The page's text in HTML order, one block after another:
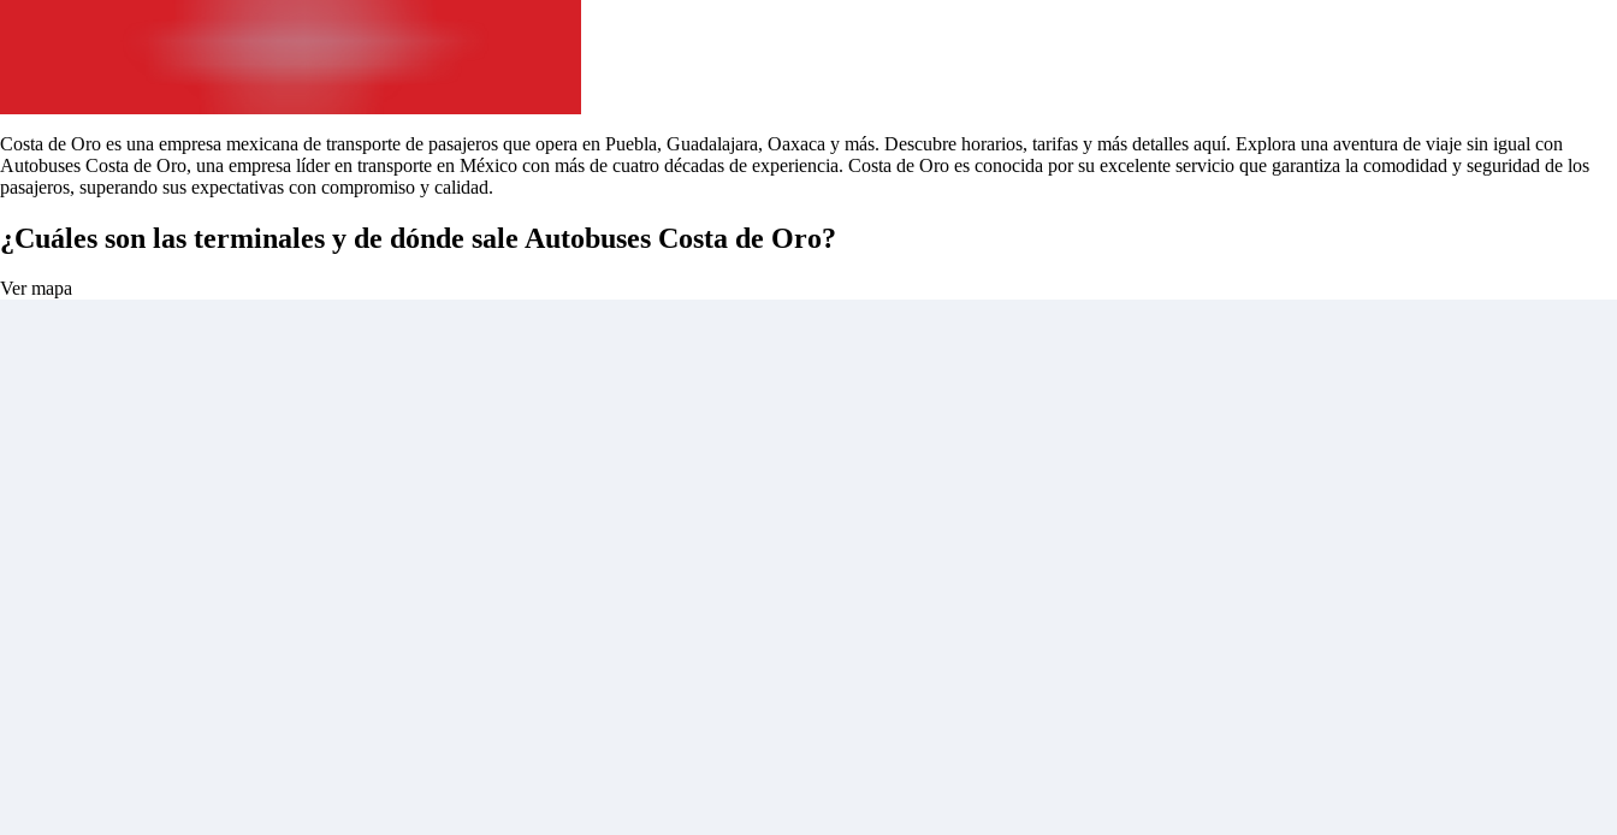
Costa de Oro es una empresa mexicana de transporte de pasajeros que opera en Puebla, Guadalajara, Oaxaca y más. Descubre horarios, tarifas y más detalles aquí. Explora una aventura de viaje sin igual con
Autobuses Costa de Oro, una empresa líder en transporte en México con más de cuatro décadas de experiencia. Costa de Oro es conocida por su excelente servicio que garantiza la comodidad y seguridad de los
pasajeros, superando sus expectativas con compromiso y calidad.
¿Cuáles son las terminales y de dónde sale Autobuses Costa de Oro?
Ver mapa